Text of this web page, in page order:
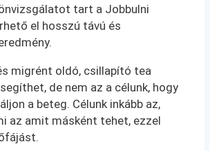
tart a Jobbulni
el hosszú távú és
migrént oldó, csillapító tea
de nem az a célunk, hogy
a beteg. Célunk inkább az,
az amit másként tehet, ezzel